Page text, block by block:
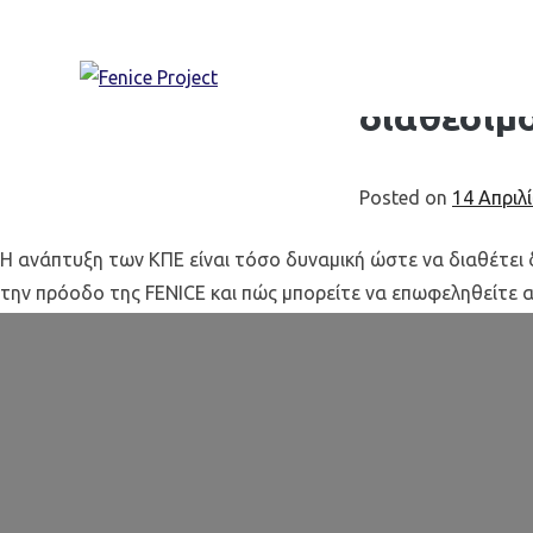
Το 4ο
Posted on 14
Η ανάπτυξη των ΚΠΕ είναι τόσο δυναμική ώστε να διαθέτει
την πρόοδο της FENICE και πώς μπορείτε να επωφεληθείτε